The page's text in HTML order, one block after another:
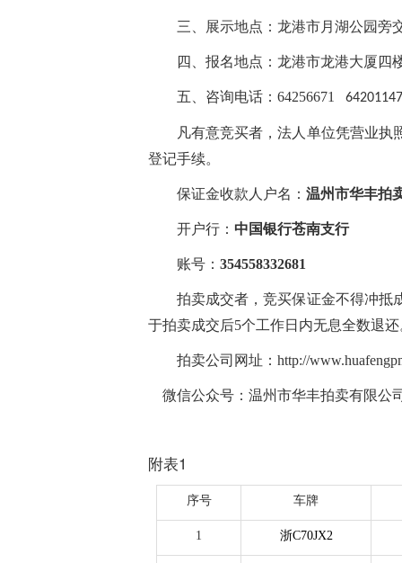
三、展示地点： 龙港市月湖公园旁
四、报名地点：龙港市龙港大厦四
五、咨询电话： 64256671 64201147
凡有意竞买者，法人单位凭营业执
登记手续。
保证金收款人户名： 温州市华丰拍
开户行： 中国银行苍南支行
账号： 354558332681
拍卖成交者，竞买保证金不得冲抵
于拍卖成交后5个工作日内无息全数退还
拍卖公司网址： http://
微信公众号：温州市华丰拍卖有限公
附表1
序号 车牌
1 浙C70JX2